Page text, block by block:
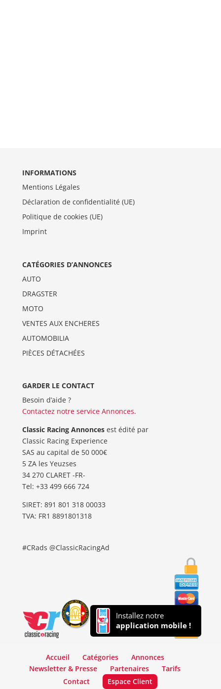
INFORMATIONS
Mentions Légales
Déclaration de confidentialité (UE)
Politique de cookies (UE)
Imprint
CATÉGORIES D’ANNONCES
AUTO
DRAGSTER
MOTO
VENTES AUX ENCHERES
AUTOMOBILIA
PIÈCES DÉTACHÉES
GARDER LE CONTACT
Besoin d’aide ?
Contactez notre service Annonces.
Classic Racing Annoncesest édité par
Classic Racing Experience
SAS au capital de 50 000€
5 ZA les Yeuzses
34 270 CLARET -FR-
Tel: ‭+33 499 666 724‬
SIRET: 891 801 318 00033
TVA: FR1 8891801318
#CRads @ClassicRacingAd
Installez notre
application mobile !
Accueil Catégories
Annonces
Newsletter & Presse
Partenaires
Tarifs
Contact
Espace Client